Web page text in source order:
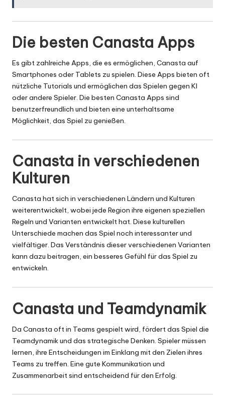
Die besten Canasta Apps
Es gibt zahlreiche Apps, die es ermöglichen, Canasta auf
Smartphones oder Tablets zu spielen. Diese Apps bieten oft
nützliche Tutorials und ermöglichen das Spielen gegen KI
oder andere Spieler. Die besten Canasta Apps sind
benutzerfreundlich und bieten eine unterhaltsame
Möglichkeit, das Spiel zu genießen.
Canasta in verschiedenen
Kulturen
Canasta hat sich in verschiedenen Ländern und Kulturen
weiterentwickelt, wobei jede Region ihre eigenen speziellen
Regeln und Varianten entwickelt hat. Diese kulturellen
Unterschiede machen das Spiel noch interessanter und
vielfältiger. Das Verständnis dieser verschiedenen Varianten
kann dazu beitragen, ein besseres Gefühl für das Spiel zu
entwickeln.
Canasta und Teamdynamik
Da Canasta oft in Teams gespielt wird, fördert das Spiel die
Teamdynamik und das strategische Denken. Spieler müssen
lernen, ihre Entscheidungen im Einklang mit den Zielen ihres
Teams zu treffen. Eine gute Kommunikation und
Zusammenarbeit sind entscheidend für den Erfolg.